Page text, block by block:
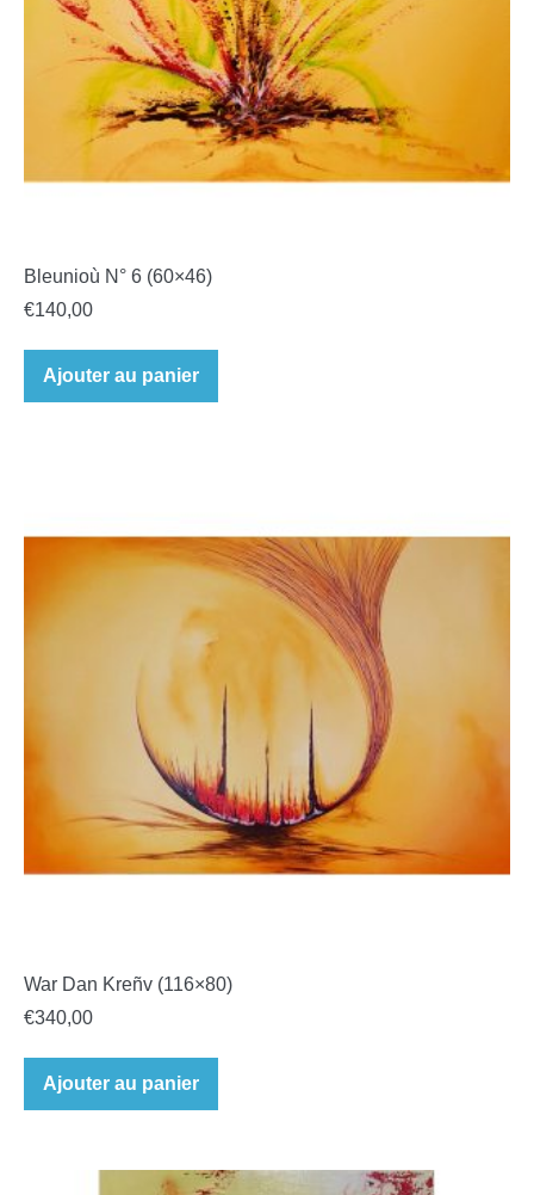
Bleunioù N° 6 (60×46)
€140,00
Ajouter au panier
War Dan Kreñv (116×80)
€340,00
Ajouter au panier